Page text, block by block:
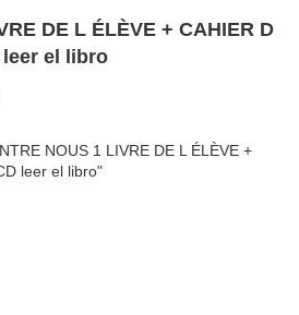
DE L ÉLÈVE + CAHIER D
leer el libro